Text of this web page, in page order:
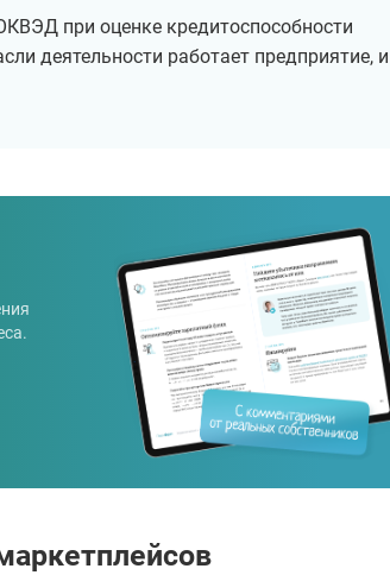
при оценке кредитоспособности
деятельности работает предприятие, и